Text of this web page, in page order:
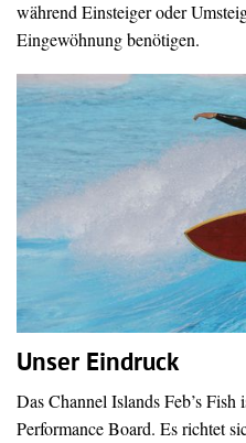
während Einsteiger oder
Eingewöhnung benötigen.
Unser Eindruck
Das Channel Islands Feb’s
Performance Board. Es richtet